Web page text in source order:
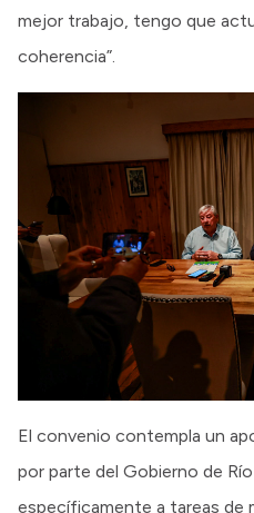
mejor trabajo, tengo que
coherencia”.
El convenio contempla un
por parte del Gobierno de
específicamente a tareas de